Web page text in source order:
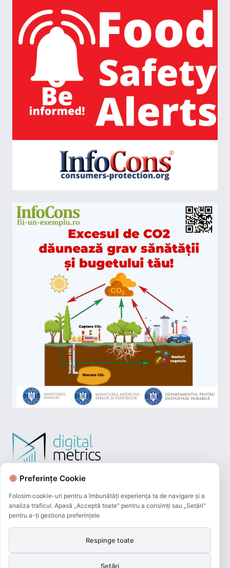
și beneficiază de 3D-Secure.
Preferințe Cookie
Folosim cookie-uri pentru a îmbunătăți experiența ta de navigare și a
analiza traficul. Apasă „Acceptă toate" pentru a consimți sau „Setări"
pentru a-ți gestiona preferințele.
Respinge toate
Setări